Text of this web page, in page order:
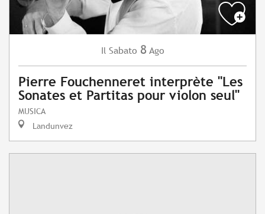
Il Sabato 8 Ago
Pierre Fouchenneret interprète "Les
Sonates et Partitas pour violon seul"
MUSICA
Landunvez